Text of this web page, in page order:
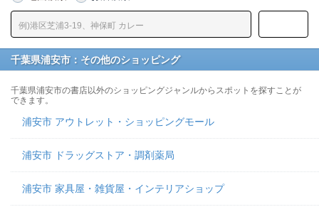
千葉県浦安市：その他のショッピング
千葉県浦安市の書店以外のショッピングジャンルからスポットを探すことが
できます。
浦安市 アウトレット・ショッピングモール
浦安市 ドラッグストア・調剤薬局
浦安市 家具屋・雑貨屋・インテリアショップ